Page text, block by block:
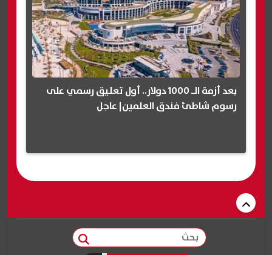
بعد أزمة الـ 1000 دولار.. أول تعليق رسمي على
رسوم شاطئ فندق العلمين| عاجل
بحث